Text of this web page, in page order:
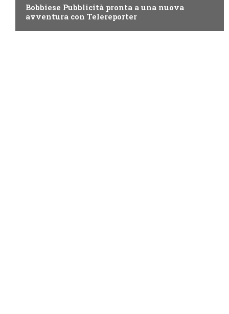
Bobbiese Pubblicità pronta a una nuova
avventura con Telereporter